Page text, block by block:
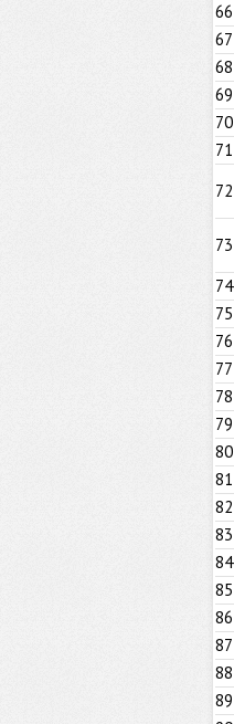
66
67
68
69
70
71
72
73
74
75
76
77
78
79
80
81
82
83
84
85
86
87
88
89